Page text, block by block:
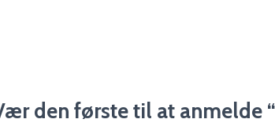
den første til at anmelde